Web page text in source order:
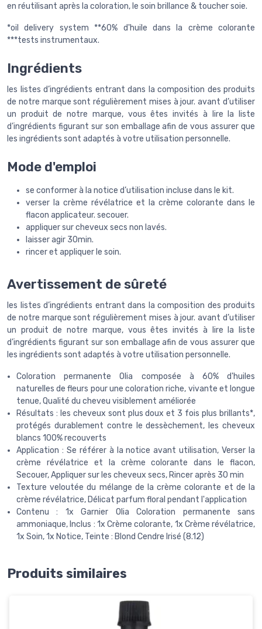
en réutilisant après la coloration, le soin brillance & toucher soie.
*oil delivery system **60% d'huile dans la crème colorante
***tests instrumentaux.
Ingrédients
les listes d’ingrédients entrant dans la composition des produits
de notre marque sont régulièrement mises à jour. avant d’utiliser
un produit de notre marque, vous êtes invités à lire la liste
d’ingrédients figurant sur son emballage afin de vous assurer que
les ingrédients sont adaptés à votre utilisation personnelle.
Mode d'emploi
se conformer à la notice d’utilisation incluse dans le kit.
verser la crème révélatrice et la crème colorante dans le
flacon applicateur. secouer.
appliquer sur cheveux secs non lavés.
laisser agir 30min.
rincer et appliquer le soin.
Avertissement de sûreté
les listes d’ingrédients entrant dans la composition des produits
de notre marque sont régulièrement mises à jour. avant d’utiliser
un produit de notre marque, vous êtes invités à lire la liste
d’ingrédients figurant sur son emballage afin de vous assurer que
les ingrédients sont adaptés à votre utilisation personnelle.
Coloration permanente Olia composée à 60% d'huiles
naturelles de fleurs pour une coloration riche, vivante et longue
tenue, Qualité du cheveu visiblement améliorée
Résultats : les cheveux sont plus doux et 3 fois plus brillants*,
protégés durablement contre le dessèchement, les cheveux
blancs 100% recouverts
Application : Se référer à la notice avant utilisation, Verser la
crème révélatrice et la crème colorante dans le flacon,
Secouer, Appliquer sur les cheveux secs, Rincer après 30 min
Texture veloutée du mélange de la crème colorante et de la
crème révélatrice, Délicat parfum floral pendant l'application
Contenu : 1x Garnier Olia Coloration permanente sans
ammoniaque, Inclus : 1x Crème colorante, 1x Crème révélatrice,
1x Soin, 1x Notice, Teinte : Blond Cendre Irisé (8.12)
Produits similaires